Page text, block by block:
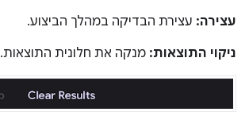
עצירה: עצירת הבדיקה במהלך הביצוע.
ניקוי התוצאות: מנקה את חלונית התוצאות.